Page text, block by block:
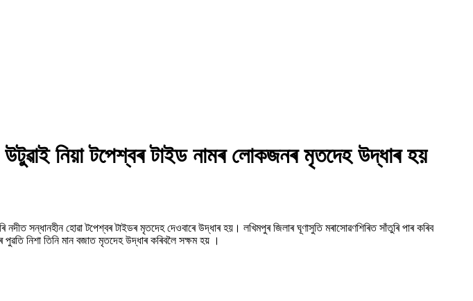
নিয়া টপেশ্বৰ টাইড নামৰ লোকজনৰ মৃতদেহ উদ্ধাৰ হয়
সন্ধানহীন হোৱা টপেশ্বৰ টাইডৰ মৃতদেহ দেওবাৰে উদ্ধাৰ হয়। লখিমপুৰ জিলাৰ ঘূণাসুতি মৰাসোৱণশিৰিত সাঁতুৰি পাৰ কৰিব
নিশা তিনি মান বজাত মৃতদেহ উদ্ধাৰ কৰিবলৈ সক্ষম হয় ।